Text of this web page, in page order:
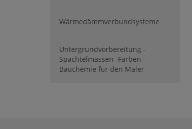
Wärmedämmverbundsysteme
Untergrundvorbereitung -
Spachtelmassen- Farben -
Bauchemie für den Maler